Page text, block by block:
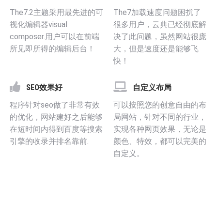
The7.2主题采用最先进的可
视化编辑器visual
composer.用户可以在前端
所见即所得的编辑后台！
The7加载速度问题困扰了
很多用户，云典已经彻底解
决了此问题，虽然网站很庞
大，但是速度还是能够飞
快！
SEO效果好
程序针对seo做了非常有效
的优化，网站建好之后能够
在短时间内得到百度等搜索
引擎的收录并排名靠前.
自定义布局
可以按照您的创意自由的布
局网站，针对不同的行业，
实现各种网页效果，无论是
颜色、特效，都可以完美的
自定义。